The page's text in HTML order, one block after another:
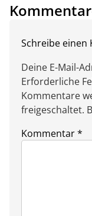
Schreibe einen
Deine E-Mail-
Erforderliche
Kommentare
freigeschaltet.
Kommentar*